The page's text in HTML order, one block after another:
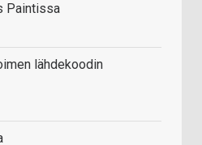
Paintissa
lähdekoodin